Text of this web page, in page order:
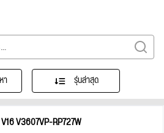
า รุ่นล่าสุด
V3607VP-RP727W